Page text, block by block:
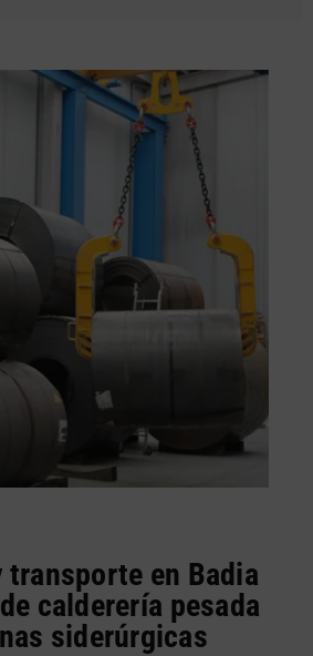
transporte en Badia
calderería pesada
siderúrgicas